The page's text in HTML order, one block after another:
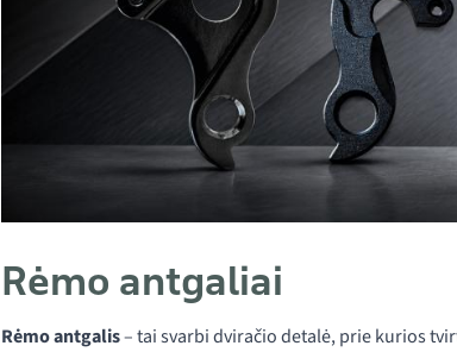
Rėmo antgaliai
Rėmo antgalis– tai svarbi dviračio detalė, prie kurios